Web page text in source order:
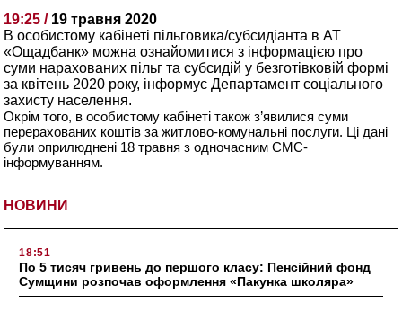
НОВИНИ
18:51
По 5 тисяч гривень до першого класу: Пенсійний фонд
Сумщини розпочав оформлення «Пакунка школяра»
19:25 / 19 травня 2020
В особистому кабінеті пільговика/субсидіанта в АТ
«Ощадбанк» можна ознайомитися з інформацією про
суми нарахованих пільг та субсидій у безготівковій формі
за квітень 2020 року, інформує Департамент соціального
захисту населення.
Окрім того, в особистому кабінеті також з’явилися суми
перерахованих коштів за житлово-комунальні послуги. Ці дані
були оприлюднені 18 травня з одночасним СМС-
інформуванням.